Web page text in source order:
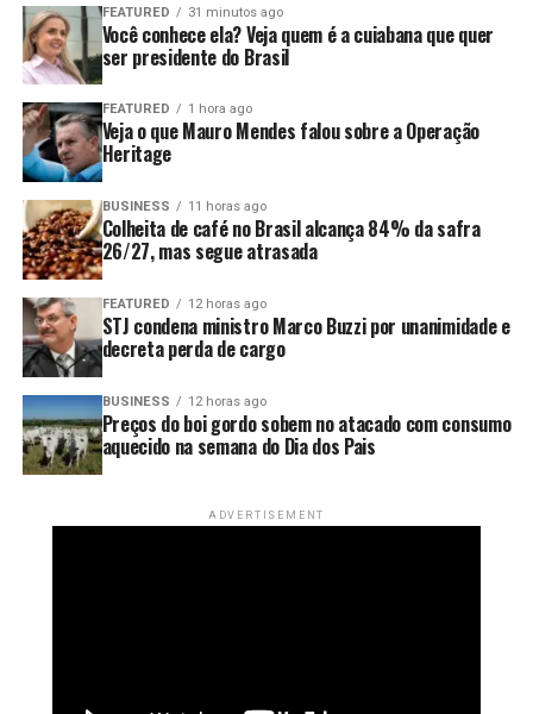
produto e possíveis medidas adicionais de recolhimento.
Fonte:Estadão Conteúdo
O postSurto de salmonela nos EUA é ligado a pimentas
jalapeño do Méxicoapareceu primeiro emCanal Rural
FEATURED 31 minutos ago
Você conhece ela? Veja quem é a cuiabana que quer
ser presidente do Brasil
FEATURED 1 hora ago
Veja o que Mauro Mendes falou sobre a Operação
Heritage
BUSINESS 11 horas ago
Colheita de café no Brasil alcança 84% da safra
26/27, mas segue atrasada
FEATURED 12 horas ago
STJ condena ministro Marco Buzzi por unanimidade e
decreta perda de cargo
BUSINESS 12 horas ago
Preços do boi gordo sobem no atacado com consumo
aquecido na semana do Dia dos Pais
ADVERTISEMENT